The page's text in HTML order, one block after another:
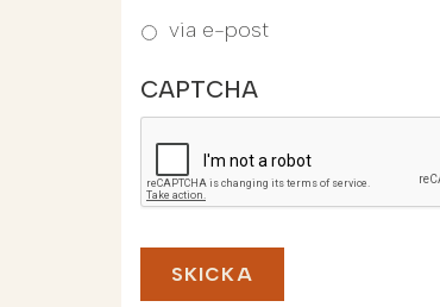
via e-post
CAPTCHA